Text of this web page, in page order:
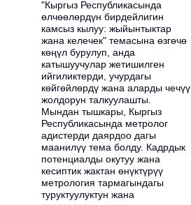
"Кыргыз Республикасында
өлчөөлөрдүн бирдейлигин
камсыз кылуу: жыйынтыктар
жана келечек" темасына өзгөчө
көңүл бурулуп, анда
катышуучулар жетишилген
ийгиликтерди, учурдагы
көйгөйлөрдү жана аларды чечүү
жолдорун талкуулашты.
Мындан тышкары, Кыргыз
Республикасында метролог
адистерди даярдоо дагы
маанилүү тема болду. Кадрдык
потенциалды окутуу жана
кесиптик жактан өнүктүрүү
метрология тармагындагы
туруктуулуктун жана